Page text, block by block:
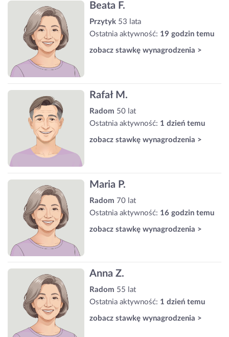
Beata F.
Przytyk 53 lata
Ostatnia aktywność: 19 godzin temu
zobacz stawkę wynagrodzenia >
Rafał M.
Radom 50 lat
Ostatnia aktywność: 1 dzień temu
zobacz stawkę wynagrodzenia >
Maria P.
Radom 70 lat
Ostatnia aktywność: 16 godzin temu
zobacz stawkę wynagrodzenia >
Anna Z.
Radom 55 lat
Ostatnia aktywność: 1 dzień temu
zobacz stawkę wynagrodzenia >